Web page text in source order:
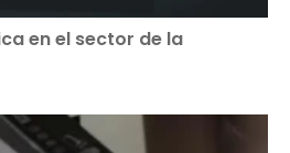
en el sector de la